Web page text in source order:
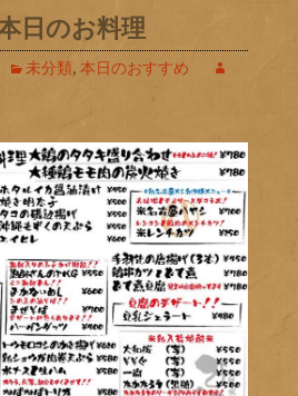
日のお料理
未分類, 本日のおすすめ